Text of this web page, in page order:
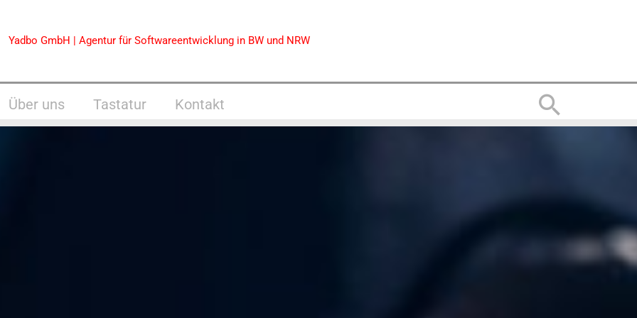
Yadbo GmbH | Agentur für Softwareentwicklung in BW und NRW
Über uns Tastatur Kontakt Suchen